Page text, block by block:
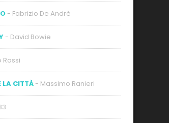
- Fabrizio De André
- David Bowie
Rossi
LA CITTÀ - Massimo Ranieri